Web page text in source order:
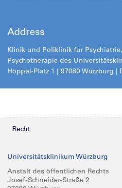
Address
Klinik und Poliklinik für
Psychotherapie des
Höppel-Platz 1 | 97080 Würzburg |
Recht
Compliance
Impressum
Universitätsklinikum Würzburg
Anstalt des öffentlichen Rechts
Josef-Schneider-Straße 2